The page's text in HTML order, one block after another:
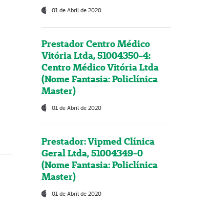
01 de Abril de 2020
Prestador Centro Médico
Vitória Ltda, 51004350-4:
Centro Médico Vitória Ltda
(Nome Fantasia: Policlínica
Master)
01 de Abril de 2020
Prestador: Vipmed Clínica
Geral Ltda, 51004349-0
(Nome Fantasia: Policlínica
Master)
01 de Abril de 2020